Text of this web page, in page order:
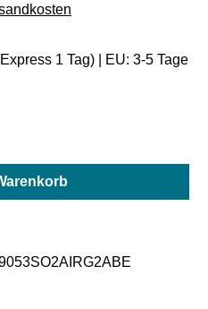
1 Tag) | EU: 3-5 Tage
den gewünschten